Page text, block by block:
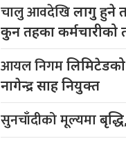
चालु आवदेखिलागु हुने
कुन तहका कर्मचारीको
आयल निगमलिमिटेडको
नागेन्द्र साह नियुक्त
सुनचाँदीको मूल्यमा